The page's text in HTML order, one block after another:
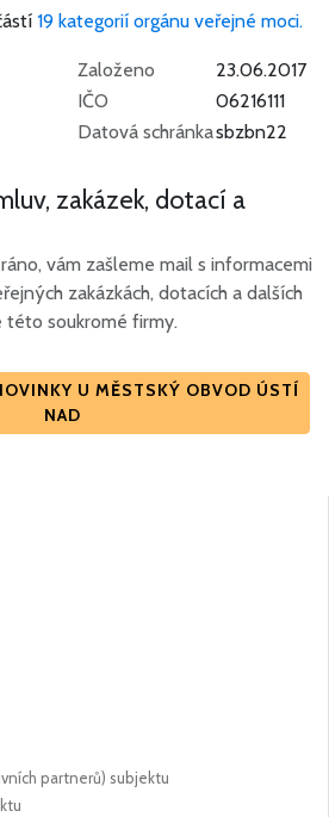
19 kategorií orgánu veřejné moci.
Založeno
23.06.2017
IČO
06216111
Datová schránkasbzbn22
zakázek, dotací a
vám zašleme mail s informacemi
zakázkách, dotacích a dalších
této soukromé firmy.
U MĚSTSKÝ OBVOD ÚSTÍ
NAD
partnerů) subjektu